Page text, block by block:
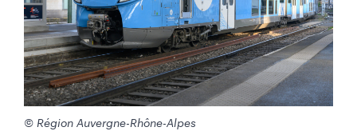
© Région Auvergne-Rhône-Alpes